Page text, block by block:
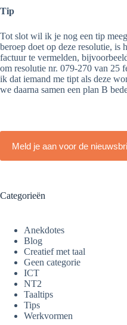
Tip
Tot slot wil ik je nog een tip
beroep doet op deze resolutie, is
factuur te vermelden,
om resolutie nr. 079-270 van 25
ik dat iemand me tipt als deze
we daarna samen een plan B
Meld je aan voor de
Categorieën
Anekdotes
Blog
Creatief met taal
Geen categorie
ICT
NT2
Taaltips
Tips
Werkvormen